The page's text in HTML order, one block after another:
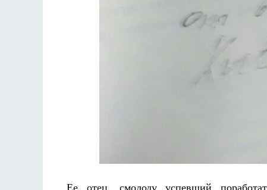
Ее отец, смолоду успевший